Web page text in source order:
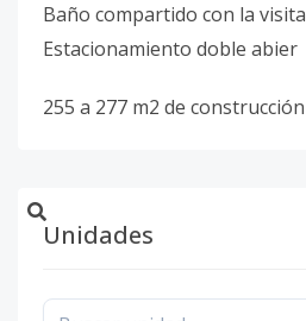
Baño compartido con la visita
Estacionamiento doble abier
255 a 277 m2 de construcción
Unidades